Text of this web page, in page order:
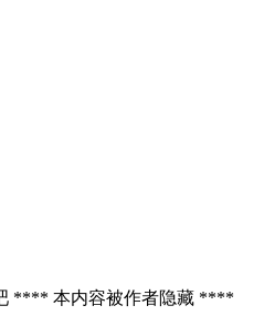
**** 本内容被作者隐藏 ****